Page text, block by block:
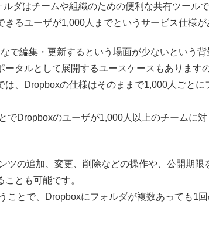
ダはチームや組織のための便利な共有ツールで
るユーザが1,000人までというサービス仕様が
で編集・更新するという場面が少ないという
タルとして展開するユースケースもありますの
は、Dropboxの仕様はそのままで1,000人ごとに
でDropboxのユーザが1,000人以上のチームに
ツの追加、変更、削除などの操作や、公開期限
とも可能です。
ことで、Dropboxにフォルダが複数あっても1